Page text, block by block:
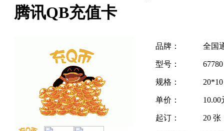
腾讯QB充值卡
品牌： 全国
型号： 67780
规格： 20*10
单价： 10.00
起订： 20 张